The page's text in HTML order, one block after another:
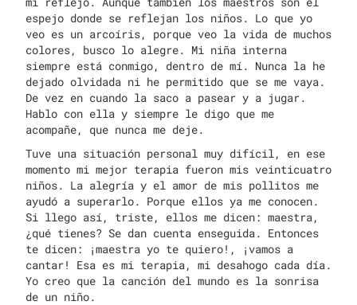
espejo donde se reflejan los niños. Lo que yo
veo es un arcoíris, porque veo la vida de muchos
colores, busco lo alegre. Mi niña interna
siempre está conmigo, dentro de mí. Nunca la he
dejado olvidada ni he permitido que se me vaya.
De vez en cuando la saco a pasear y a jugar.
Hablo con ella y siempre le digo que me
acompañe, que nunca me deje.
Tuve una situación personal muy difícil, en ese
momento mi mejor terapia fueron mis veinticuatro
niños. La alegría y el amor de mis pollitos me
ayudó a superarlo. Porque ellos ya me conocen.
Si llego así, triste, ellos me dicen: maestra,
¿qué tienes? Se dan cuenta enseguida. Entonces
te dicen: ¡maestra yo te quiero!, ¡vamos a
cantar! Esa es mi terapia, mi desahogo cada día.
Yo creo que la canción del mundo es la sonrisa
de un niño.